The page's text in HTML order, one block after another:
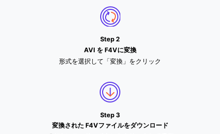
Step 2
AVI を F4Vに変換
形式を選択して「変換」をクリック
Step 3
変換された F4Vファイルをダウンロード